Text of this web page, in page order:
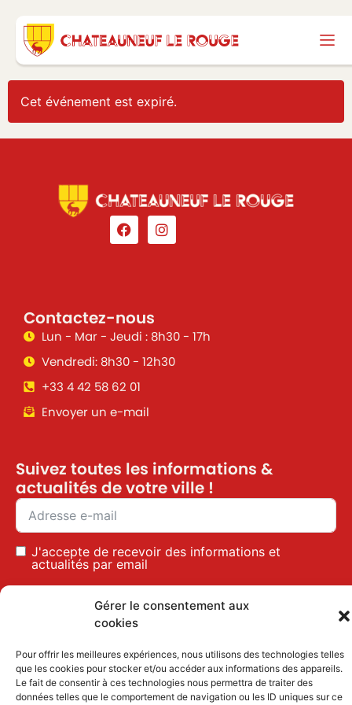
Gérer le consentement aux
cookies
Pour offrir les meilleures expériences, nous utilisons des technologies telles
que les cookies pour stocker et/ou accéder aux informations des appareils.
Le fait de consentir à ces technologies nous permettra de traiter des
données telles que le comportement de navigation ou les ID uniques sur ce
Cet événement est expiré.
Contactez-nous
Lun - Mar - Jeudi : 8h30 - 17h
Vendredi: 8h30 - 12h30
+33 4 42 58 62 01
Envoyer un e-mail
Suivez toutes les informations &
actualités de votre ville !
J'accepte de recevoir des informations et
actualités par email
Inscription
Mentions légales|Politique des cookies